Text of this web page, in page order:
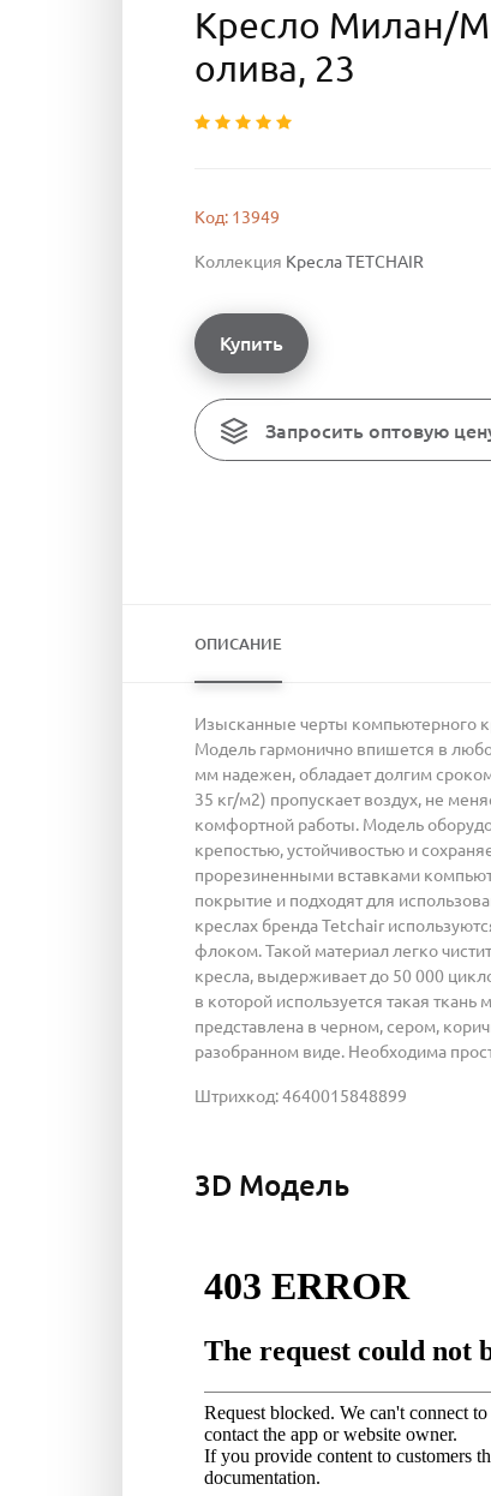
Кресло Милан/
олива, 23
Код: 13949
Коллекция Кресла TETCHAIR
Купить
Запросить оптовую
ОПИСАНИЕ
Изысканные черты компьютерного
Модель гармонично впишется в
мм надежен, обладает долгим
35 кг/м2) пропускает воздух, не
комфортной работы. Модель
крепостью, устойчивостью и
прорезиненными вставками
покрытие и подходят для
креслах бренда Tetchair
флоком. Такой материал легко
кресла, выдерживает до 50 000
в которой используется такая
представлена в черном, сером,
разобранном виде. Необходима
Штрихкод: 4640015848899
3D Модель